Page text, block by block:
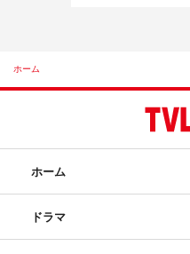
ホーム
ホーム
ドラマ